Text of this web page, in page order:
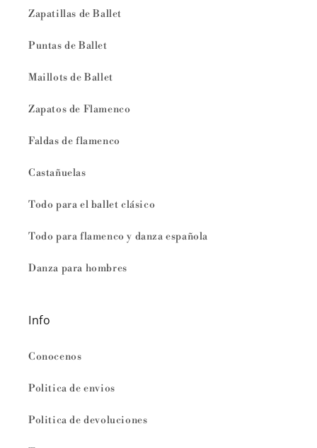
Zapatillas de Ballet
Puntas de Ballet
Maillots de Ballet
Zapatos de Flamenco
Faldas de flamenco
Castañuelas
Todo para el ballet clásico
Todo para flamenco y danza española
Danza para hombres
Info
Conocenos
Politica de envios
Politica de devoluciones